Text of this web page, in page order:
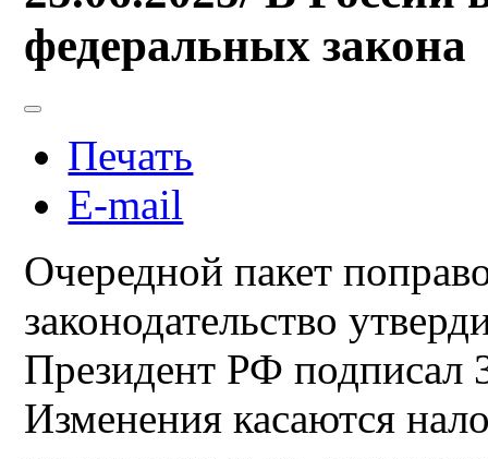
федеральных закона
Печать
E-mail
Очередной пакет
законодательство
Президент РФ подписал
Изменения касаются